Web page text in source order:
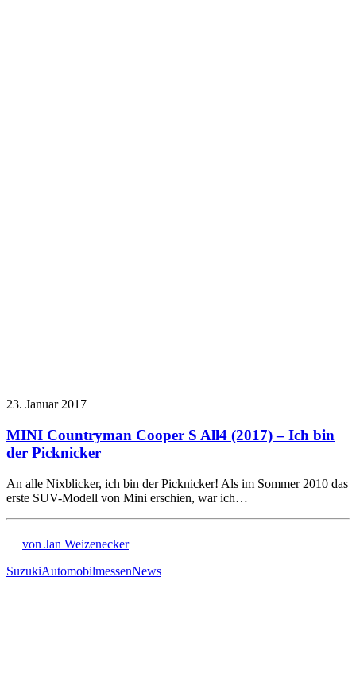
23. Januar 2017
MINI Countryman Cooper S All4 (2017) – Ich bin
der Picknicker
An alle Nixblicker, ich bin der Picknicker! Als im Sommer 2010 das
erste SUV-Modell von Mini erschien, war ich…
von Jan Weizenecker
SuzukiAutomobilmessenNews